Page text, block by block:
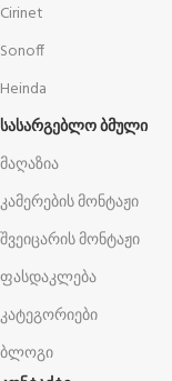
Cirinet
Sonoff
Heinda
ᲡᲐᲡᲐᲠᲒᲔᲑᲚᲝ ᲑᲛᲣᲚᲘ
მაღაზია
კამერების მონტაჟი
შვეიცარის მონტაჟი
ფასდაკლება
კატეგორიები
ბლოგი